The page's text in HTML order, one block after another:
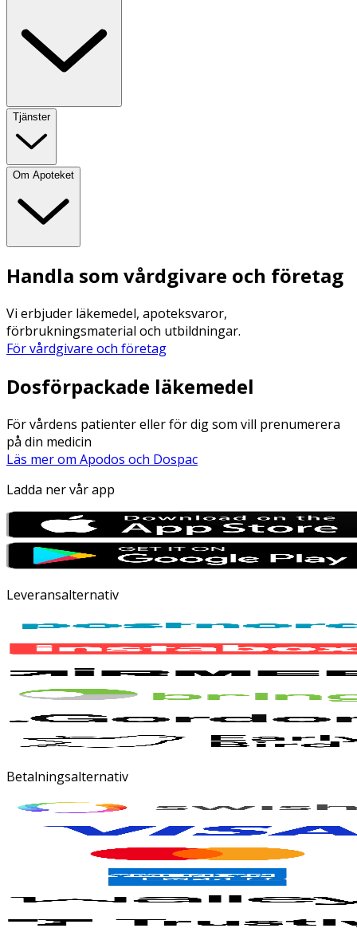
Tjänster
Om Apoteket
Handla som vårdgivare och företag
Vi erbjuder läkemedel, apoteksvaror,
förbrukningsmaterial och utbildningar.
För vårdgivare och företag
Dosförpackade läkemedel
För vårdens patienter eller för dig som vill prenumerera
på din medicin
Läs mer om Apodos och Dospac
Ladda ner vår app
Leveransalternativ
Betalningsalternativ